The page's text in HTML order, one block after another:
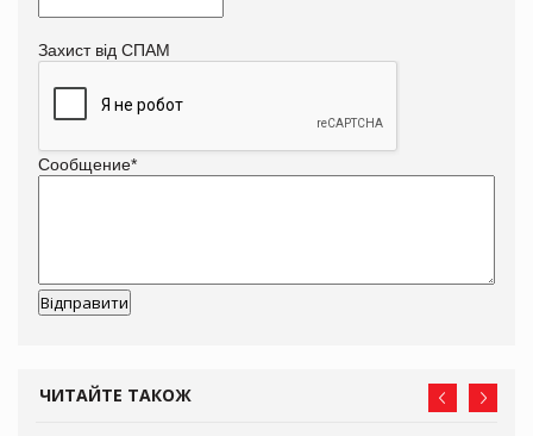
Захист від СПАМ
Сообщение*
ЧИТАЙТЕ ТАКОЖ